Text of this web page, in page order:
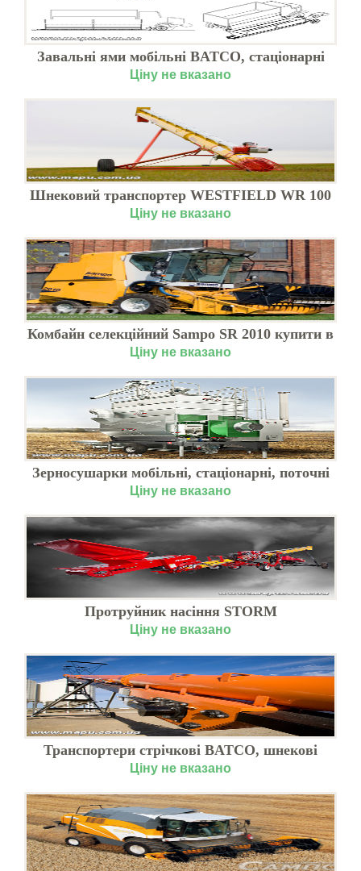
Завальні ями мобільні BATCO, стаціонарні
MEPU
Ціну не вказано
Шнековий транспортер WESTFIELD WR 100
купити в Києві
Ціну не вказано
Комбайн селекційний Sampo SR 2010 купити в
Києві
Ціну не вказано
Зерносушарки мобільні, стаціонарні, поточні
Ціну не вказано
Протруйник насіння STORM
Ціну не вказано
Транспортери стрічкові BATCO, шнекові
WESTFIELD
Ціну не вказано